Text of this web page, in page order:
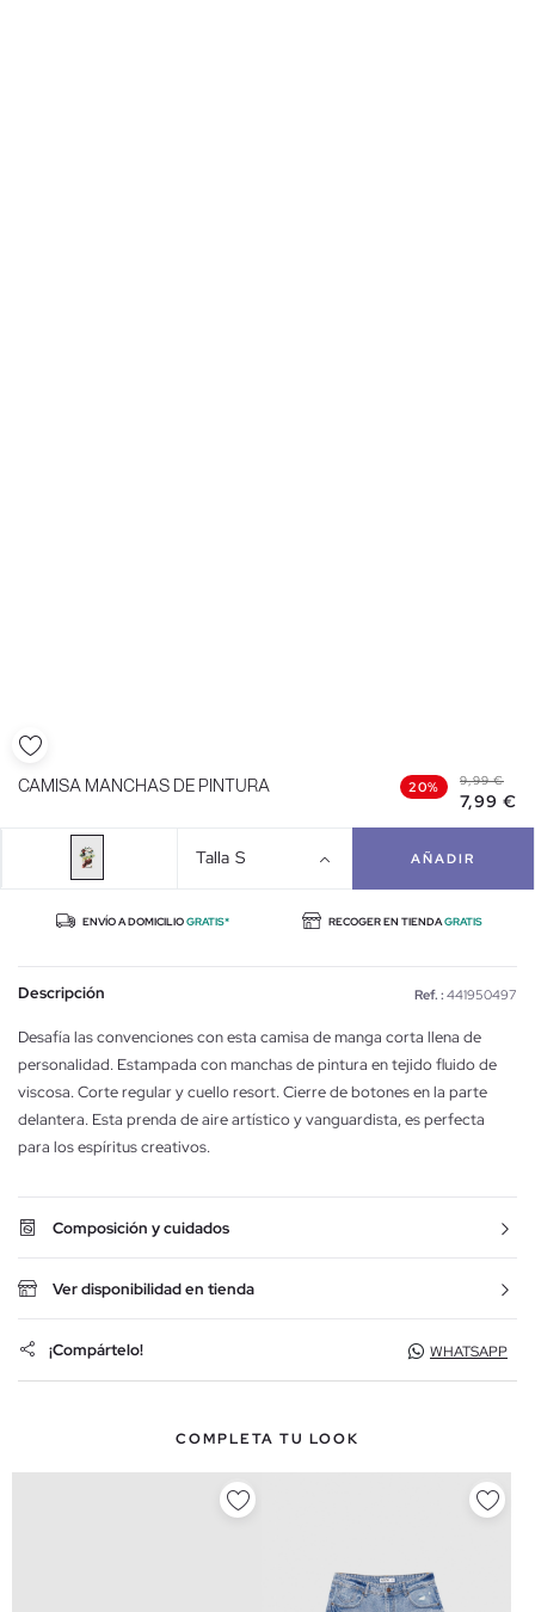
CAMISA MANCHAS DE PINTURA 20% 9,99 €
7,99 €
Talla S AÑADIR
ENVÍO A DOMICILIOGRATIS* RECOGER EN TIENDAGRATIS
Descripción Ref. : 441950497
Desafía las convenciones con esta camisa de manga corta llena de
personalidad. Estampada con manchas de pintura en tejido fluido de
viscosa. Corte regular y cuello resort. Cierre de botones en la parte
delantera. Esta prenda de aire artístico y vanguardista, es perfecta
para los espíritus creativos.
Composición y cuidados
Ver disponibilidad en tienda
¡Compártelo! WHATSAPP
COMPLETA TU LOOK